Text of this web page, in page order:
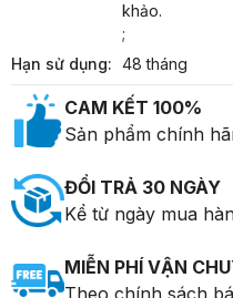
khảo.
;
Hạn sử dụng: 48 tháng
CAM KẾT 100%
Sản phẩm chính
ĐỔI TRẢ 30 NGÀY
Kể từ ngày mua
MIỄN PHÍ VẬN